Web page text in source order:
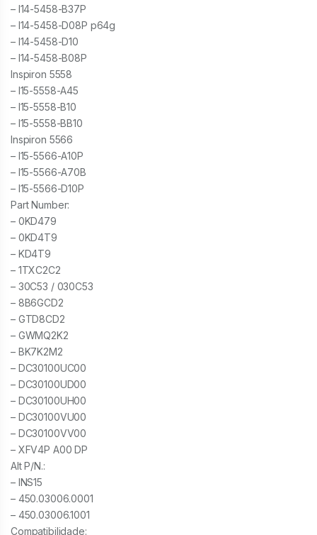
– I14-5458-B37P
– I14-5458-D08P p64g
– I14-5458-D10
– I14-5458-B08P
Inspiron 5558
– I15-5558-A45
– I15-5558-B10
– I15-5558-BB10
Inspiron 5566
– I15-5566-A10P
– I15-5566-A70B
– I15-5566-D10P
Part Number:
– 0KD479
– 0KD4T9
– KD4T9
– 1TXC2C2
– 30C53 / 030C53
– 8B6GCD2
– GTD8CD2
– GWMQ2K2
– BK7K2M2
– DC30100UC00
– DC30100UD00
– DC30100UH00
– DC30100VU00
– DC30100VV00
– XFV4P A00 DP
Alt P/N.:
– INS15
– 450.03006.0001
– 450.03006.1001
Compatibilidade: